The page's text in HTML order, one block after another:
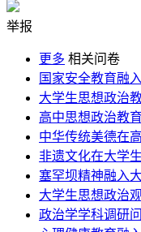
举报
更多 相关问卷
国家安全教育融
大学生思想政治
高中思想政治教
中华传统美德在
非遗文化在大学
塞罕坝精神融入
大学生思想政治
政治学学科调研